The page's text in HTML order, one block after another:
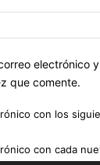
electrónico
que comente.
con los
con cada